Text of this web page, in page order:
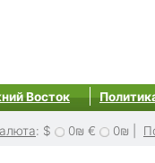
Восток
: $ 0₪ € 0₪